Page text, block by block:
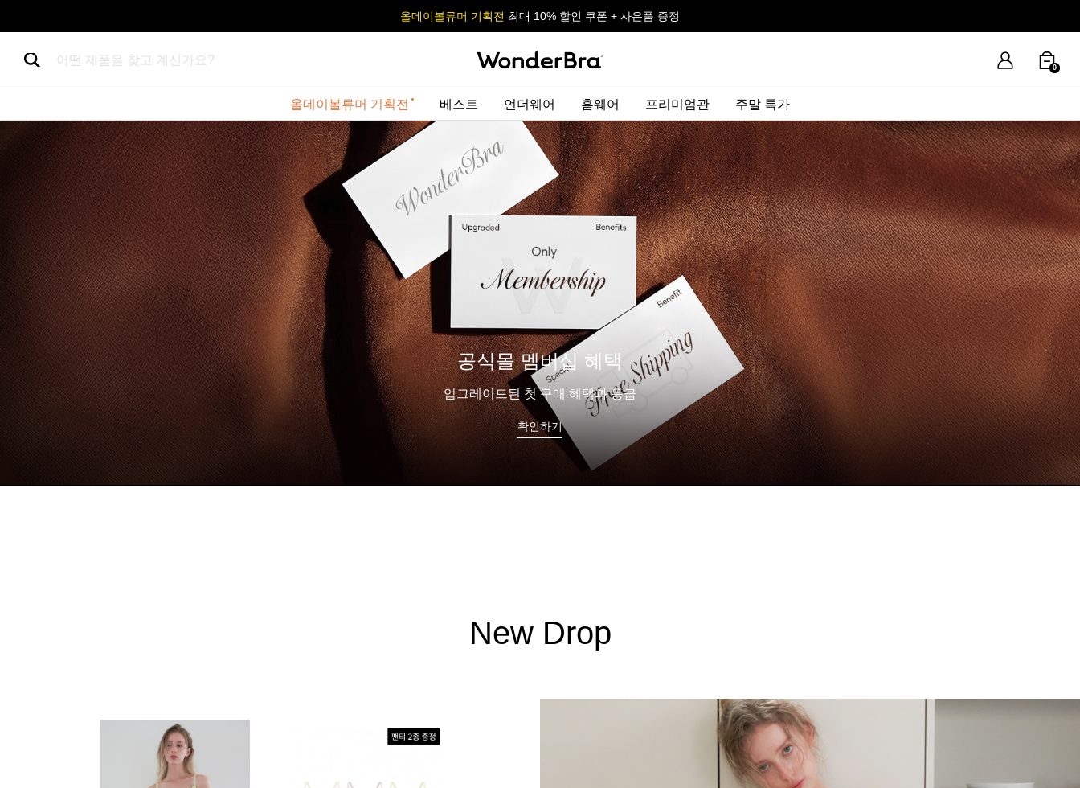
사이즈 무료 교환 서비스
올데이볼류머 기획전 최대 10% 할인 쿠폰 + 사은품 증정
사이즈 무료 교환 서비스
올데이볼류머 기획전 최대 10% 할인 쿠폰 + 사은품 증정
어떤 제품을 찾고 계신가요?
0
올데이볼류머 기획전 베스트 언더웨어 홈웨어 프리미엄관 주말 특가
올데이볼류머 신상 출시
누적 판매 35만 장 스테디셀러
쇼핑하기
New Drop